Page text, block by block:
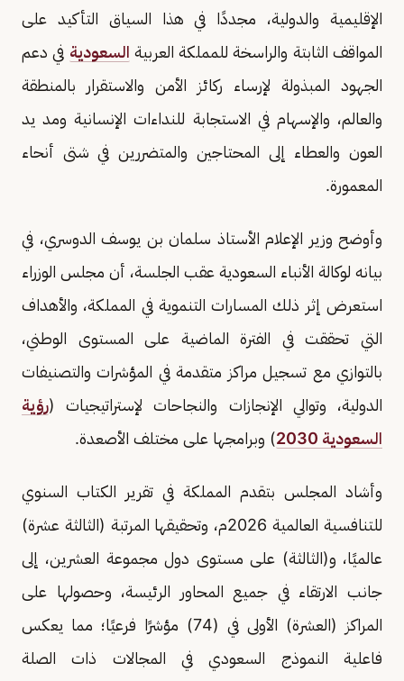
الإقليمية والدولية، مجددًا في هذا السياق التأكيد على
المواقف الثابتة والراسخة للمملكة العربية السعودية في دعم
الجهود المبذولة لإرساء ركائز الأمن والاستقرار بالمنطقة
والعالم، والإسهام في الاستجابة للنداءات الإنسانية ومد يد
العون والعطاء إلى المحتاجين والمتضررين في شتى أنحاء
المعمورة.
وأوضح وزير الإعلام الأستاذ سلمان بن يوسف الدوسري، في
بيانه لوكالة الأنباء السعودية عقب الجلسة، أن مجلس الوزراء
استعرض إثر ذلك المسارات التنموية في المملكة، والأهداف
التي تحققت في الفترة الماضية على المستوى الوطني،
بالتوازي مع تسجيل مراكز متقدمة في المؤشرات والتصنيفات
الدولية، وتوالي الإنجازات والنجاحات لإستراتيجيات (رؤية
السعودية 2030
) وبرامجها على مختلف الأصعدة.
وأشاد المجلس بتقدم المملكة في تقرير الكتاب السنوي
للتنافسية العالمية 2026م، وتحقيقها المرتبة (الثالثة عشرة)
عالميًا، و(الثالثة) على مستوى دول مجموعة العشرين، إلى
جانب الارتقاء في جميع المحاور الرئيسة، وحصولها على
المراكز (العشرة) الأولى في (74) مؤشرًا فرعيًا؛ مما يعكس
فاعلية النموذج السعودي في المجالات ذات الصلة